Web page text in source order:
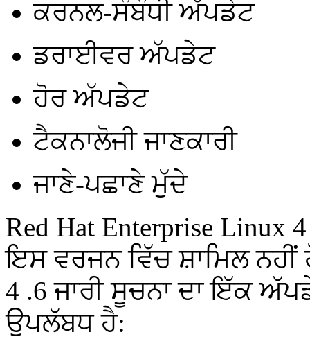
ਕਰਨਲ-ਸੰਬੰਧੀ ਅੱਪਡੇਟ
ਡਰਾਈਵਰ ਅੱਪਡੇਟ
ਹੋਰ ਅੱਪਡੇਟ
ਟੈਕਨਾਲੋਜੀ ਜਾਣਕਾਰੀ
ਜਾਣੇ-ਪਛਾਣੇ ਮੁੱਦੇ
Red Hat Enterprise
ਇਸ ਵਰਜਨ ਵਿੱਚ ਸ਼ਾਮਿਲ ਨਹੀਂ
4 .6 ਜਾਰੀ ਸੂਚਨਾ ਦਾ ਇੱਕ
ਉਪਲੱਬਧ ਹੈ: